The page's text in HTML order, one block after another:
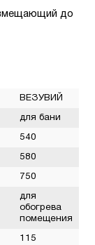
вмещающий до
ВЕЗУВИЙ
для бани
540
580
750
для
обогрева
помещения
115